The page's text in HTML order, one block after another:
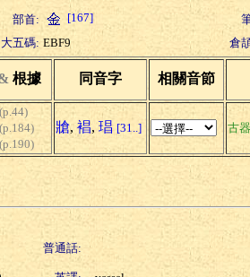
部首: [167]
大五碼: EBF9 倉
根據 同音字 相關音節
(p.44)
(p.184)
(p.190)
牄, 裮, 琩 [31..] 古
普通話: